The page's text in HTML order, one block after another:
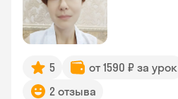
5 от 1590 ₽ за урок
2 отзыва